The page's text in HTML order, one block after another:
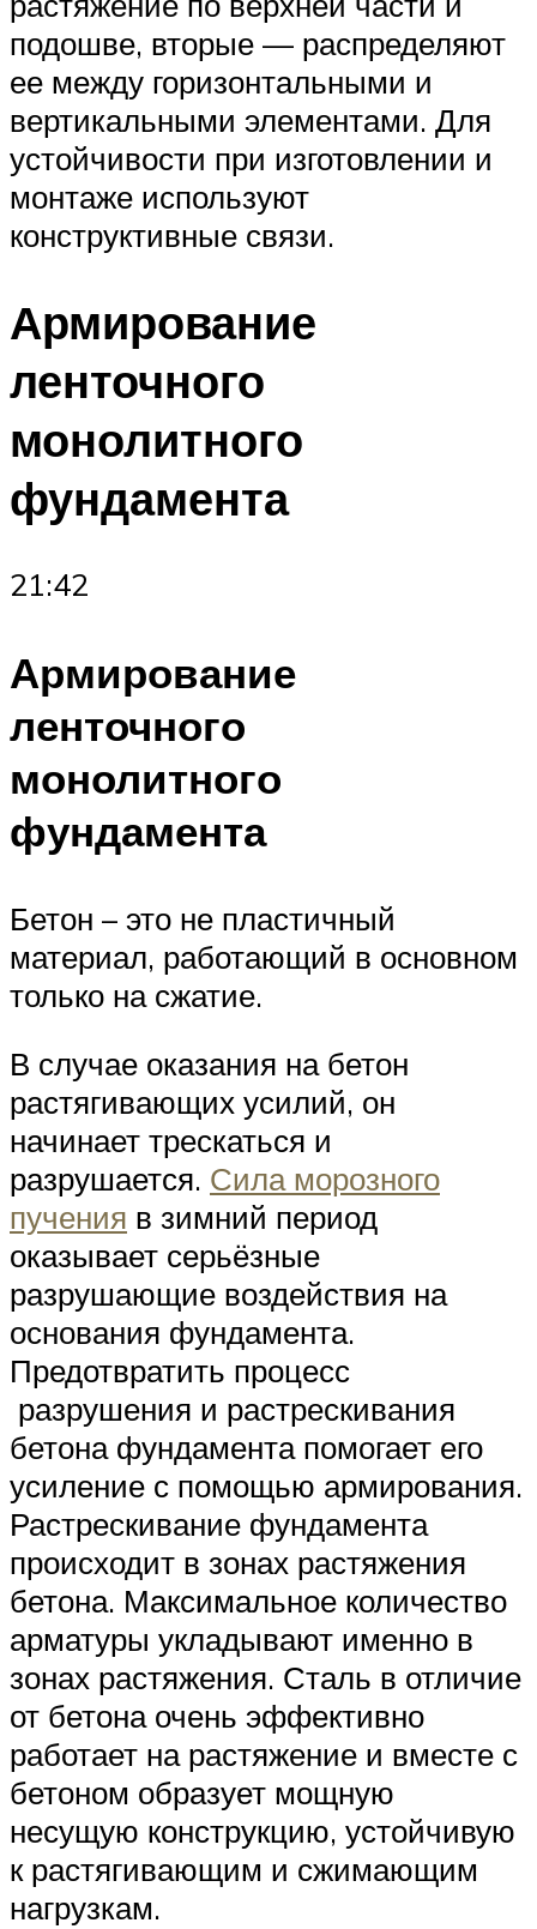
подошве, вторые — распределяют
ее между горизонтальными и
вертикальными элементами. Для
устойчивости при изготовлении и
монтаже используют
конструктивные связи.
Армирование
ленточного
монолитного
фундамента
21:42
Армирование
ленточного
монолитного
фундамента
Бетон – это не пластичный
материал, работающий в основном
только на сжатие.
В случае оказания на бетон
растягивающих усилий, он
начинает трескаться и
разрушается. Сила морозного
пучения в зимний период
оказывает серьёзные
разрушающие воздействия на
основания фундамента.
Предотвратить процесс
разрушения и растрескивания
бетона фундамента помогает его
усиление с помощью армирования.
Растрескивание фундамента
происходит в зонах растяжения
бетона. Максимальное количество
арматуры укладывают именно в
зонах растяжения. Сталь в отличие
от бетона очень эффективно
работает на растяжение и вместе с
бетоном образует мощную
несущую конструкцию, устойчивую
к растягивающим и сжимающим
нагрузкам.